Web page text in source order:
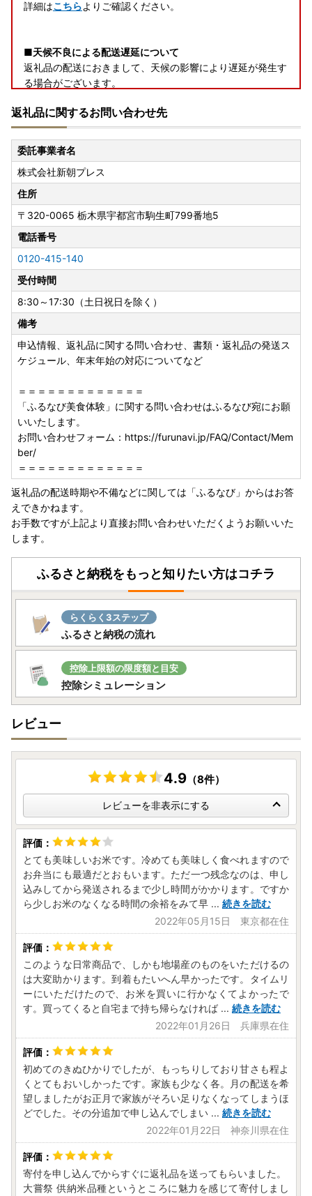
詳細はこちらよりご確認ください。
■天候不良による配送遅延について
返礼品の配送におきまして、天候の影響により遅延が発生す
る場合がございます。
い申し上げます。
なお、出荷後の配送状況につきましては、お手数ですが運送
会社まで直接お問い合わせください。
―――――――――――――――――――――――――――
―――――――――――――
【返礼品のお届けについて】
配送期日は、あくまで目安です。
同日にお申込いただいた場合でも、発送の準備の状況によ
り、別々に配送される場合がございます。
【返礼品のお申込みについて】
■寄付者様ご都合での受け取り不可について
長期不在など、寄付者様のご都合でお受け取りができなかっ
た場合の再送はいたしかねます。
お申し込み時に「備考欄」へご記入いただき、必ずお知らせ
くださいますようお願いいたします。
■確認・案内メールについて
お申込み・決済完了の際には申込み確認メール、
ご予約・期間限定品につきましては発送時期案内メール
発送の際には発送案内メールをお送りしております。
必ずメールをご確認いただき、お受け取りいただきますよう
お願いいたします。
■フルーツ・野菜等の返礼品について
天災・天候等諸事情の影響による収穫量の激減、著しい品質
問題などが生じた場合には、
発送順延・発送不可となる場合がございます。
るなどの対応をさせていただきます。
【ワンストップ特例申請書について】
ワンストップ特例申請書は、寄附金受領証明書とともにお送
りしています。
ワンストップ特例申請書、寄附金受領証明書ともに、お申込
しています。
ワンストップ特例申請書は、予めご寄附者様の情報を印字し
てお送りしていますので、申請される場合は、内容の確認と
（万が一、誤りがあればお手数ですが御寄附者者様にて訂正
してください）、チェック箇所へのチェックの記入と、押
印、マイナンバー関係の書類を添えて、同封の返信用封筒で
お送りください。
［送付先］
〒320-8790
日本郵便株式会社 宇都宮中央郵便局
私書箱第64 号 株式会社新朝プレス
亀岡市ふるさと納税サポートセンター宛
ふるさと納税に関するお問い合わせは株式会社新朝プレスが
対応いたします。
TEL：0120-415-140
MAIL：f262064-kameoka-cs@mlosjapan.com
対応時間：8:30～17:30（土日祝日を除く）
※1月1日～4日は年始休業になっております。
返礼品に関するお問い合わせ先
委託事業者名
株式会社新朝プレス
住所
〒320-0065 栃木県宇都宮市駒生町799番地5
電話番号
0120-415-140
受付時間
8:30～17:30（土日祝日を除く）
備考
申込情報、返礼品に関する問い合わせ、書類・返礼品の発送ス
ケジュール、年末年始の対応についてなど
＝＝＝＝＝＝＝＝＝＝＝＝＝
「ふるなび美食体験」に関する問い合わせはふるなび宛にお願
いいたします。
お問い合わせフォーム：https://furunavi.jp/FAQ/Contact/Mem
ber/
＝＝＝＝＝＝＝＝＝＝＝＝＝
返礼品の配送時期や不備などに関しては「ふるなび」からはお答
えできかねます。
お手数ですが上記より直接お問い合わせいただくようお願いいた
します。
ふるさと納税をもっと知りたい方はコチラ
らくらく3ステップ
ふるさと納税の流れ
控除上限額の限度額と目安
控除シミュレーション
レビュー
4.9（8件）
レビューを非表示にする
とても美味しいお米です。冷めても美味しく食べれますので
お弁当にも最適だとおもいます。ただ一つ残念なのは、申し
込みしてから発送されるまで少し時間がかかります。ですか
ら少しお米のなくなる時間の余裕をみて早 ... 続きを読む
2022年05月15日 東京都在住
このような日常商品で、しかも地場産のものをいただけるの
は大変助かります。到着もたいへん早かったです。タイムリ
ーにいただけたので、お米を買いに行かなくてよかったで
す。買ってくると自宅まで持ち帰らなければ ... 続きを読む
2022年01月26日 兵庫県在住
初めてのきぬひかりでしたが、もっちりしており甘さも程よ
くとてもおいしかったです。家族も少なく各。月の配送を希
望しましたがお正月で家族がそろい足りなくなってしまうほ
どでした。その分追加で申し込んでしまい ... 続きを読む
2022年01月22日 神奈川県在住
寄付を申し込んでからすぐに返礼品を送ってもらいました。
大嘗祭 供納米品種というところに魅力を感じて寄付しまし